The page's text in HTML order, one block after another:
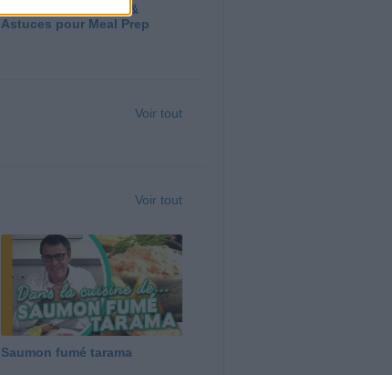
Panga, Huile d'Olive &
Astuces pour Meal Prep
Voir tout
Voir tout
Saumon fumé tarama